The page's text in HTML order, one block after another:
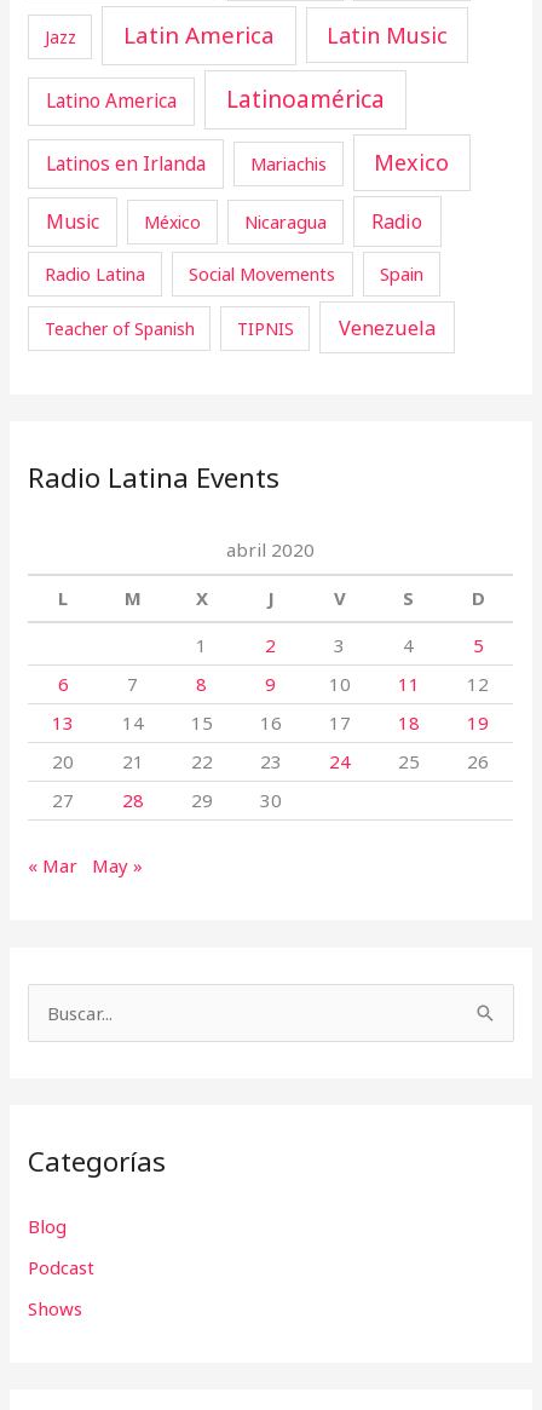
Jazz Latin America Latin Music
Latino America Latinoamérica
Latinos en Irlanda Mariachis Mexico
Music México Nicaragua Radio
Radio Latina Social Movements Spain
Teacher of Spanish TIPNIS Venezuela
Radio Latina Events
abril 2020
L
M X J V S
D
1
2 3 4
5
6
7 8 9 10 11
12
13
14 15 16 17 18
19
20
21 22 23 24 25
26
27
28 29 30
« Mar May »
a
p
o
r
Categorías
Blog
Podcast
Shows